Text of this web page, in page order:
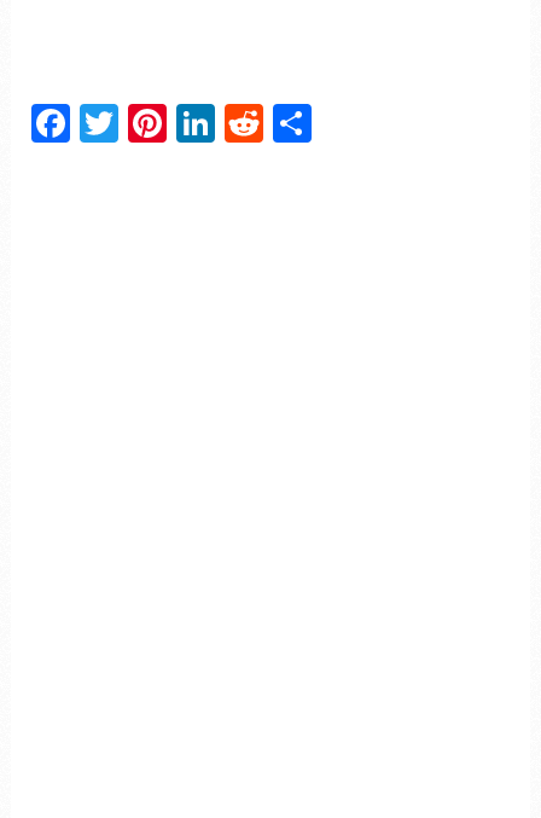
Facebook
TwitterPinterest
LinkedIn
Reddit